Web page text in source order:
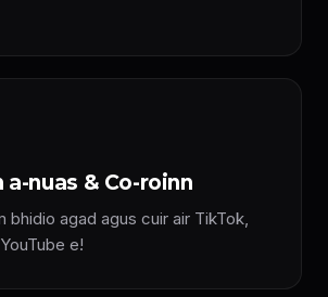
a-nuas & Co-roinn
bhidio agad agus cuir air TikTok,
e!